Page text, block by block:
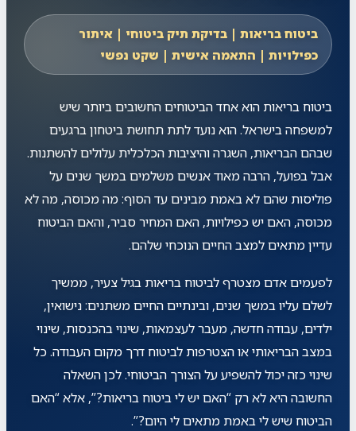
ביטוח בריאות | בדיקת תיק ביטוחי | איתור
כפילויות | התאמה אישית | שקט נפשי
ביטוח בריאות הוא אחד הביטוחים החשובים ביותר שיש
למשפחה בישראל. הוא נועד לתת תחושת ביטחון ברגעים
שבהם הבריאות, השגרה והיציבות הכלכלית עלולים להשתנות.
אבל בפועל, הרבה מאוד אנשים משלמים במשך שנים על
פוליסות שהם לא באמת מבינים עד הסוף: מה מכוסה, מה לא
מכוסה, האם יש כפילויות, האם המחיר סביר, והאם הביטוח
עדיין מתאים למצב החיים הנוכחי שלהם.
לפעמים אדם מצטרף לביטוח בריאות בגיל צעיר, ממשיך
לשלם עליו במשך שנים, ובינתיים החיים משתנים: נישואין,
ילדים, עבודה חדשה, מעבר לעצמאות, שינוי בהכנסות, שינוי
במצב הבריאותי או הצטרפות לביטוח דרך מקום העבודה. כל
שינוי כזה יכול להשפיע על הצורך הביטוחי. לכן השאלה
החשובה היא לא רק “האם יש לי ביטוח בריאות?”, אלא “האם
הביטוח שיש לי באמת מתאים לי היום?”.